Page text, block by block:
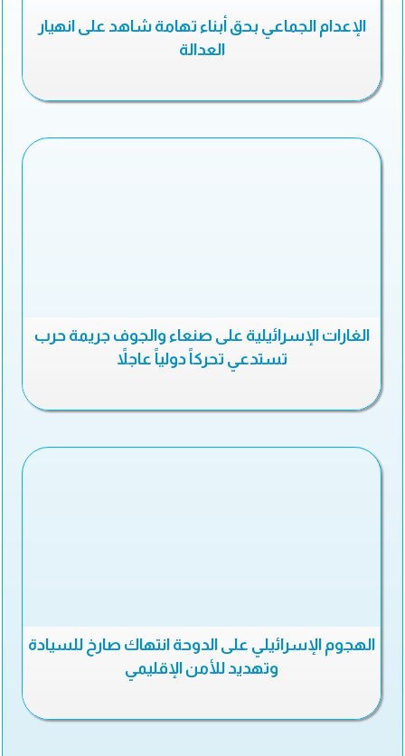
الإعدام الجماعي بحق أبناء تهامة شاهد على انهيار
العدالة
الغارات الإسرائيلية على صنعاء والجوف جريمة حرب
تستدعي تحركاً دولياً عاجلاً
الهجوم الإسرائيلي على الدوحة انتهاك صارخ للسيادة
وتهديد للأمن الإقليمي